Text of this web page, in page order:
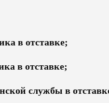
в отставке;
в отставке;
службы в